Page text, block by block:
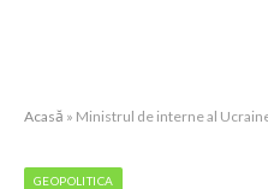
Acasă » Ministrul de interne al
GEOPOLITICA